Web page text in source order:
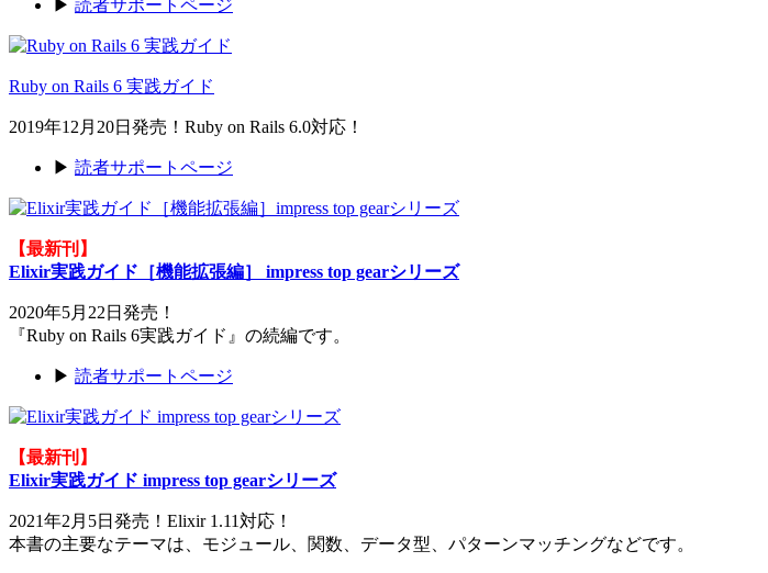
▶ 読者サポートページ
Ruby on Rails 6 実践ガイド
2019年12月20日発売！Ruby on Rails 6.0対応！
▶ 読者サポートページ
【最新刊】
Elixir実践ガイド［機能拡張編］ impress top gearシリーズ
2020年5月22日発売！
『Ruby on Rails 6実践ガイド』の続編です。
▶ 読者サポートページ
【最新刊】
Elixir実践ガイド impress top gearシリーズ
2021年2月5日発売！Elixir 1.11対応！
本書の主要なテーマは、モジュール、関数、データ型、パターンマッチングなどです。